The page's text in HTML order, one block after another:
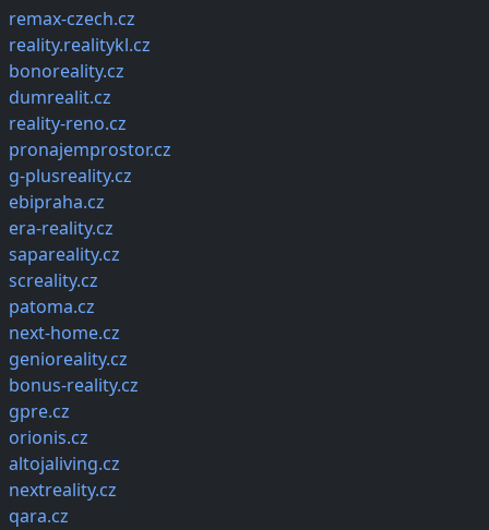
remax-czech.cz
reality.realitykl.cz
bonoreality.cz
dumrealit.cz
reality-reno.cz
pronajemprostor.cz
g-plusreality.cz
ebipraha.cz
era-reality.cz
sapareality.cz
screality.cz
patoma.cz
next-home.cz
genioreality.cz
bonus-reality.cz
gpre.cz
orionis.cz
altojaliving.cz
nextreality.cz
qara.cz